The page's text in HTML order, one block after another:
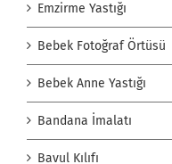
Emzirme Yastığı
Bebek Fotoğraf Örtüsü
Bebek Anne Yastığı
Bandana İmalatı
Bavul Kılıfı